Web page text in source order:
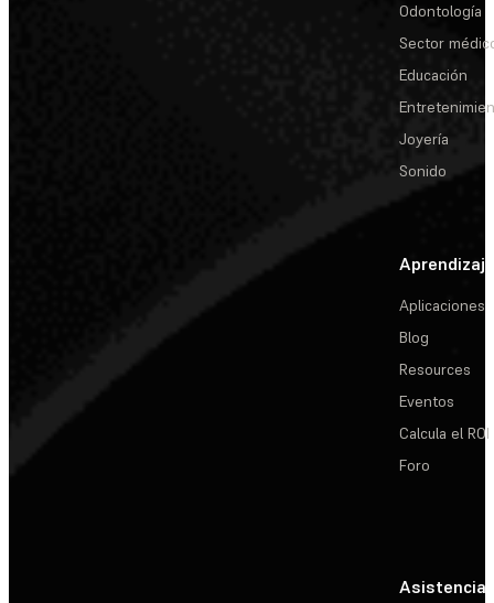
Odontología
Sector
Educación
Joyería
Sonido
Aprendizaje
Aplicaciones
Blog
Resources
Eventos
Calcula el ROI
Foro
Asistencia